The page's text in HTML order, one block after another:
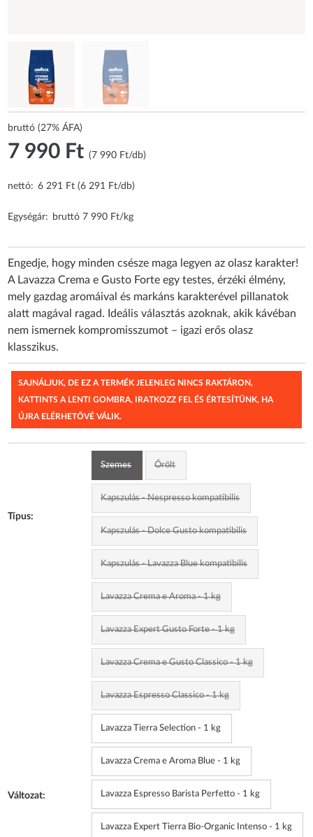
bruttó (27% ÁFA)
7 990 Ft(7 990 Ft/db)
nettó: 6 291 Ft (6 291 Ft/db)
Egységár: bruttó 7 990 Ft/kg
Engedje, hogy minden csésze maga legyen az olasz karakter!
A Lavazza Crema e Gusto Forte egy testes, érzéki élmény,
mely gazdag aromáival és markáns karakterével pillanatok
alatt magával ragad. Ideális választás azoknak, akik kávéban
nem ismernek kompromisszumot – igazi erős olasz
klasszikus.
SAJNÁLJUK, DE EZ A TERMÉK JELENLEG NINCS RAKTÁRON,
KATTINTS A LENTI GOMBRA, IRATKOZZ FEL ÉS ÉRTESÍTÜNK, HA
ÚJRA ELÉRHETŐVÉ VÁLIK.
Típus:
Szemes Őrölt
Kapszulás - Nespresso kompatibilis
Kapszulás - Dolce Gusto kompatibilis
Kapszulás - Lavazza Blue kompatibilis
Változat:
Lavazza Crema e Aroma - 1 kg
Lavazza Expert Gusto Forte - 1 kg
Lavazza Crema e Gusto Classico - 1 kg
Lavazza Espresso Classico - 1 kg
Lavazza Tierra Selection - 1 kg
Lavazza Crema e Aroma Blue - 1 kg
Lavazza Espresso Barista Perfetto - 1 kg
Lavazza Expert Tierra Bio-Organic Intenso - 1 kg